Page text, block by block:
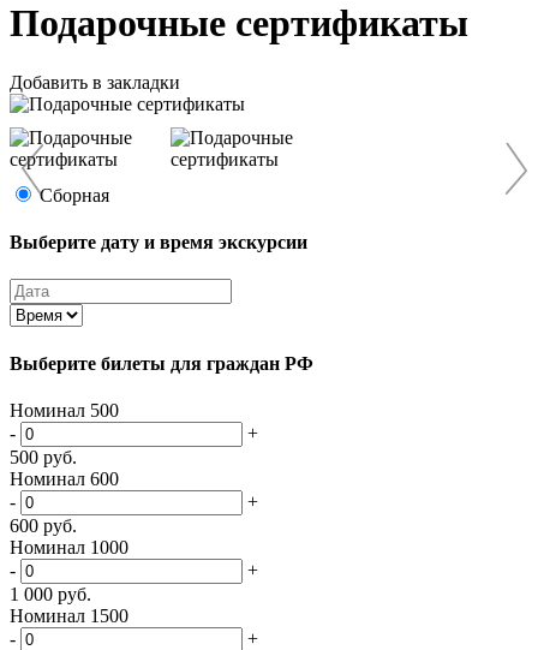
Подарочные сертификаты
Добавить в закладки
Сборная
Выберите дату и время экскурсии
Выберите билеты для граждан РФ
Номинал 500
-
+
500 руб.
Номинал 600
-
+
600 руб.
Номинал 1000
-
+
1 000 руб.
Номинал 1500
-
+